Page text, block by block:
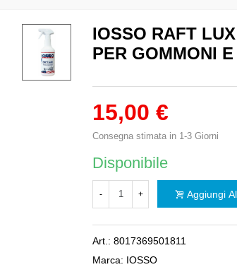
IOSSO RAFT
PER GOMMONI
15,00 €
Consegna stimata in 1-3 Giorni
Disponibile
- + Aggiungi
Art.: 8017369501811
Marca: IOSSO